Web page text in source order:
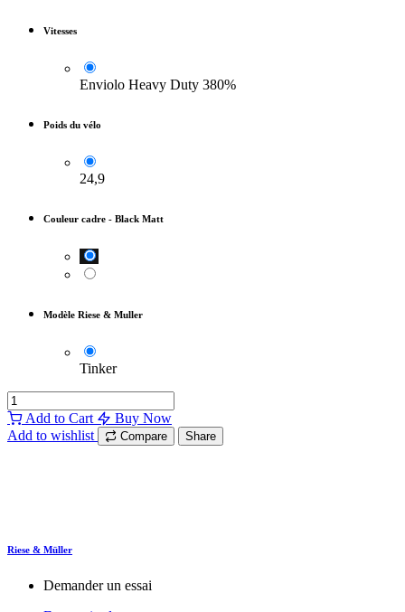
Vitesses
Enviolo Heavy Duty 380%
Poids du vélo
24,9
Couleur cadre - Black Matt
Modèle Riese & Muller
Tinker
Add to Cart
Buy Now
Add to wishlist
Compare Share
Riese & Müller
Demander un essai